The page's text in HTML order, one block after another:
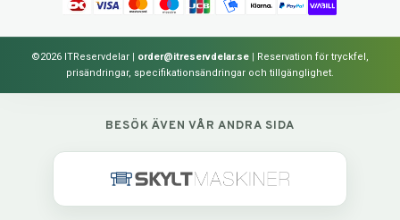
©2026 ITReservdelar | order@itreservdelar.se | Reservation för tryckfel,
prisändringar, specifikationsändringar och tillgänglighet.
BESÖK ÄVEN VÅR ANDRA SIDA